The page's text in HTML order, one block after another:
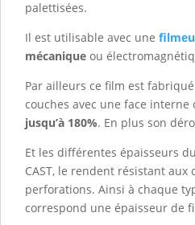
palettisées.
Il est utilisable avec une
mécanique ou
Par ailleurs ce film est
couches avec une face interne
jusqu’à 180%. En plus son
Et les différentes épaisseurs
CAST, le rendent résistant aux
perforations. Ainsi à chaque
correspond une épaisseur de